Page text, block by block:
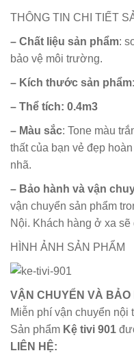
THÔNG TIN CHI TIẾT
– Chất liệu sản phẩm:
bảo vệ môi trường.
– Kích thước sản phẩm
– Thể tích: 0.4m3
– Màu sắc: Tone màu
thất của bạn vẻ đẹp
nhã.
– Bảo hành và vận
vận chuyển sản phẩm
Nội. Khách hàng ở xa
HÌNH ẢNH SẢN PHẨM
VẬN CHUYỂN VÀ BẢO
Miễn phí vận chuyển nội
Sản phẩm Kệ tivi 901
LIÊN HỆ: